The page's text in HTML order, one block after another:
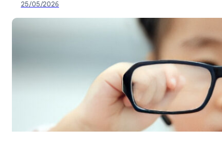
25/05/2026